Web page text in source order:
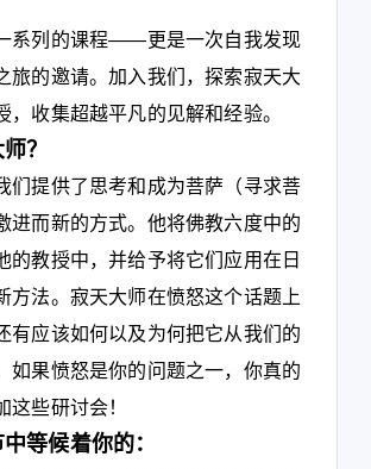
系列的课程——更是一次自我发现
旅的邀请。加入我们，探索寂天大
，收集超越平凡的见解和经验。
？
们提供了思考和成为菩萨（寻求菩
进而新的方式。他将佛教六度中的
的教授中，并给予将它们应用在日
方法。寂天大师在愤怒这个话题上
有应该如何以及为何把它从我们的
如果愤怒是你的问题之一，你真的
这些研讨会！
等候着你的：